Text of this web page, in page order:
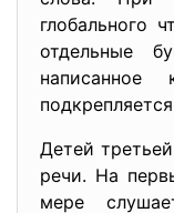
глобального
отдельные
Детей
речи. На
мере